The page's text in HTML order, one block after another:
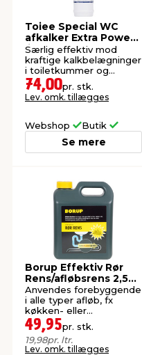
Toiee Special WC
afkalker Extra Power 1
liter
Særlig effektiv mod
kraftige kalkbelægninger
i toiletkummer og
lignende.
74,00pr. stk.
Lev. omk. tillægges
Webshop Butik
Se mere
Borup Effektiv Rør
Rens/afløbsrens 2,5
liter
Anvendes forebyggende
i alle typer afløb, fx
køkken- eller
badeværelsesvask.
49,95pr. stk.
19,98pr. ltr.
Lev. omk. tillægges